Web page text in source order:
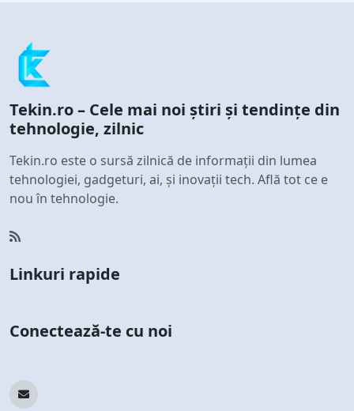
Tekin.ro – Cele mai noi știri și tendințe din
tehnologie, zilnic
Tekin.ro este o sursă zilnică de informații din lumea
tehnologiei, gadgeturi, ai, și inovații tech. Află tot ce e
nou în tehnologie.
Linkuri rapide
Conectează-te cu noi